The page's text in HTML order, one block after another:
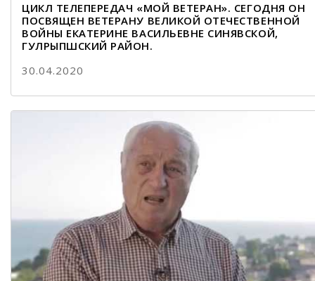
ЦИКЛ ТЕЛЕПЕРЕДАЧ «МОЙ ВЕТЕРАН». СЕГОДНЯ ОН
ПОСВЯЩЕН ВЕТЕРАНУ ВЕЛИКОЙ ОТЕЧЕСТВЕННОЙ
ВОЙНЫ ЕКАТЕРИНЕ ВАСИЛЬЕВНЕ СИНЯВСКОЙ,
ГУЛРЫПШСКИЙ РАЙОН.
30.04.2020